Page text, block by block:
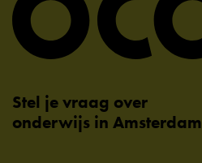
Stel je vraag over
onderwijs in Amsterdam